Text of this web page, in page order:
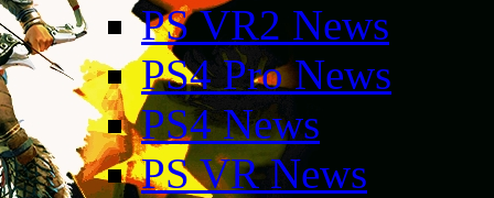
PS VR2 News
PS4 Pro News
PS4 News
PS VR News